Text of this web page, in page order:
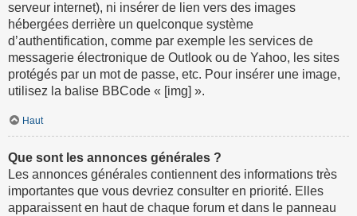
serveur internet), ni insérer de lien vers des images
hébergées derrière un quelconque système
d’authentification, comme par exemple les services de
messagerie électronique de Outlook ou de Yahoo, les sites
protégés par un mot de passe, etc. Pour insérer une image,
utilisez la balise BBCode « [img] ».
Haut
Que sont les annonces générales ?
Les annonces générales contiennent des informations très
importantes que vous devriez consulter en priorité. Elles
apparaissent en haut de chaque forum et dans le panneau